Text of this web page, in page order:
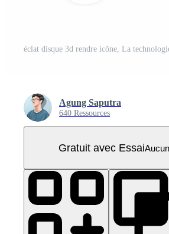
Agung Saputra
640 Ressources
Gratuit avec Essai